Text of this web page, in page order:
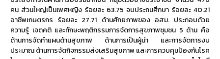
คน ส่วนใหญ่เป็นเพศหญิง ร้อยละ 63.75 จบประถมศึกษา ร้อยละ 40.21
อาชีพเกษตรกร ร้อยละ 27.71 ด้านศักยภาพของ อสม. ประกอบด้วย
ความรู้ เจตคติ และทักษะพฤติกรรมการจัดการสุขภาพชุมชน 5 ด้าน คือ
ด้านการจัดทำแผนด้านสุขภาพ ด้านการเป็นผู้นำ และการจัดการงบ
ประมาณ ด้านการจัดกิจกรรมส่งเสริมสุขภาพ และการควบคุมป้องกันโรค